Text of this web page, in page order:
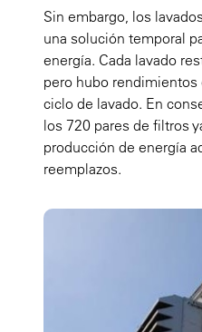
Sin embargo, los
una solución temporal
energía. Cada lavado
pero hubo
ciclo de lavado. En
los 720 pares de filtros
producción de energía
reemplazos.